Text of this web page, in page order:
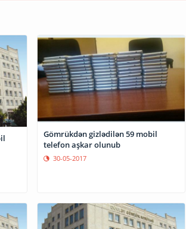
Gömrükdən gizlədilən 59 mobil
telefon aşkar olunub
30-05-2017